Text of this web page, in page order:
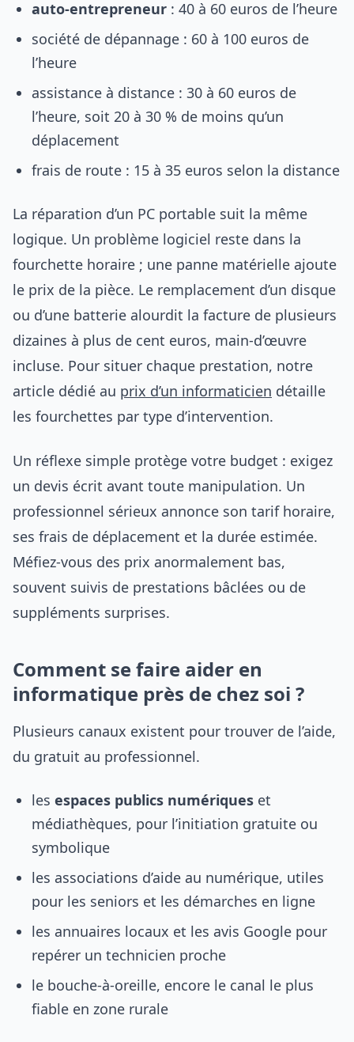
auto-entrepreneur : 40 à 60 euros de l’heure
société de dépannage : 60 à 100 euros de
l’heure
assistance à distance : 30 à 60 euros de
l’heure, soit 20 à 30 % de moins qu’un
déplacement
frais de route : 15 à 35 euros selon la distance
La réparation d’un PC portable suit la même
logique. Un problème logiciel reste dans la
fourchette horaire ; une panne matérielle ajoute
le prix de la pièce. Le remplacement d’un disque
ou d’une batterie alourdit la facture de plusieurs
dizaines à plus de cent euros, main-d’œuvre
incluse. Pour situer chaque prestation, notre
article dédié au prix d’un informaticien détaille
les fourchettes par type d’intervention.
Un réflexe simple protège votre budget : exigez
un devis écrit avant toute manipulation. Un
professionnel sérieux annonce son tarif horaire,
ses frais de déplacement et la durée estimée.
Méfiez-vous des prix anormalement bas,
souvent suivis de prestations bâclées ou de
suppléments surprises.
Comment se faire aider en
informatique près de chez soi ?
Plusieurs canaux existent pour trouver de l’aide,
du gratuit au professionnel.
les espaces publics numériques et
médiathèques, pour l’initiation gratuite ou
symbolique
les associations d’aide au numérique, utiles
pour les seniors et les démarches en ligne
les annuaires locaux et les avis Google pour
repérer un technicien proche
le bouche-à-oreille, encore le canal le plus
fiable en zone rurale